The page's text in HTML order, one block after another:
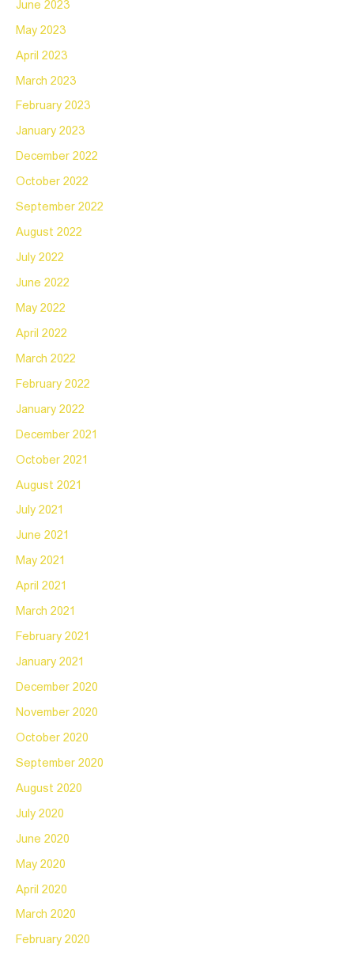
June 2023
May 2023
April 2023
March 2023
February 2023
January 2023
December 2022
October 2022
September 2022
August 2022
July 2022
June 2022
May 2022
April 2022
March 2022
February 2022
January 2022
December 2021
October 2021
August 2021
July 2021
June 2021
May 2021
April 2021
March 2021
February 2021
January 2021
December 2020
November 2020
October 2020
September 2020
August 2020
July 2020
June 2020
May 2020
April 2020
March 2020
February 2020